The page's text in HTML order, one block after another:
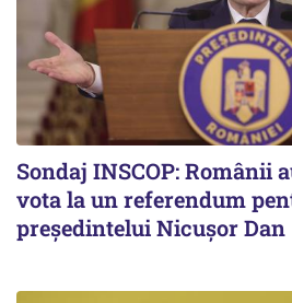
Sondaj INSCOP: Românii
vota la un referendum
președintelui Nicușor Dan